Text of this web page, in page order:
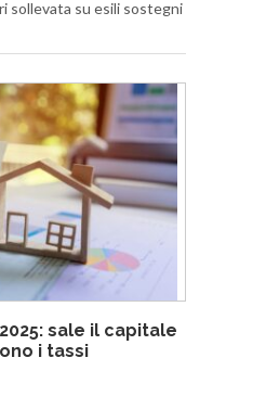
sollevata su esili sostegni
sale il capitale
i tassi